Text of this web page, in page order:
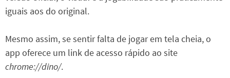
iguais aos do original.
Mesmo assim, se sentir falta de jogar em tela cheia, o
app oferece um link de acesso rápido ao site
chrome://dino/.